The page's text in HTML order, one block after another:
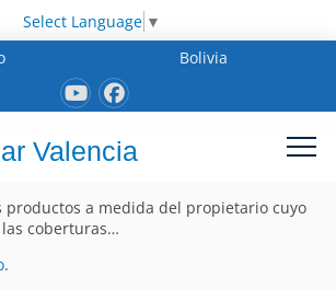
Select Language ▼
Bolivia
Valencia
productos a medida del propietario cuyo
coberturas…
.